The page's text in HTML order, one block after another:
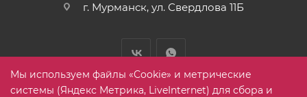
г. Мурманск, ул. Свердлова 11Б
Мы используем файлы «Cookie» и метрические
системы (Яндекс Метрика, LiveInternet) для сбора и